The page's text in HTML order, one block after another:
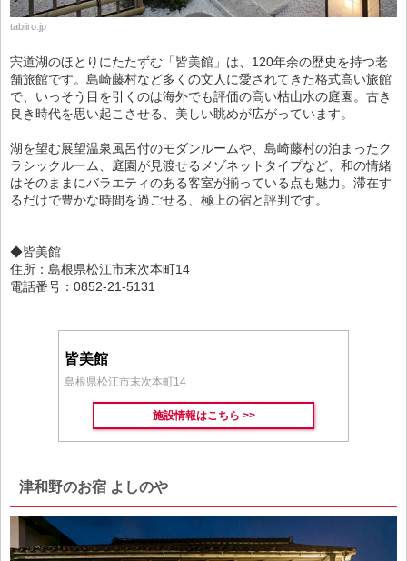
tabiiro.jp
宍道湖のほとりにたたずむ「皆美館」は、120年余の歴史を持つ老
舗旅館です。島崎藤村など多くの文人に愛されてきた格式高い旅館
で、いっそう目を引くのは海外でも評価の高い枯山水の庭園。古き
良き時代を思い起こさせる、美しい眺めが広がっています。
湖を望む展望温泉風呂付のモダンルームや、島崎藤村の泊まったク
ラシックルーム、庭園が見渡せるメゾネットタイプなど、和の情緒
はそのままにバラエティのある客室が揃っている点も魅力。滞在す
るだけで豊かな時間を過ごせる、極上の宿と評判です。
◆皆美館
住所：島根県松江市末次本町14
電話番号：0852-21-5131
皆美館
島根県松江市末次本町14
施設情報はこちら >>
津和野のお宿 よしのや